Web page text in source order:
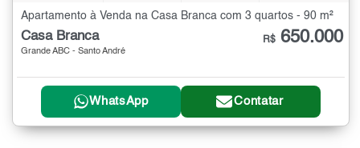
Apartamento à Venda na Casa Branca com 3 quartos - 90 m²
Casa Branca
Grande ABC - Santo André
R$ 650.000
WhatsApp Contatar